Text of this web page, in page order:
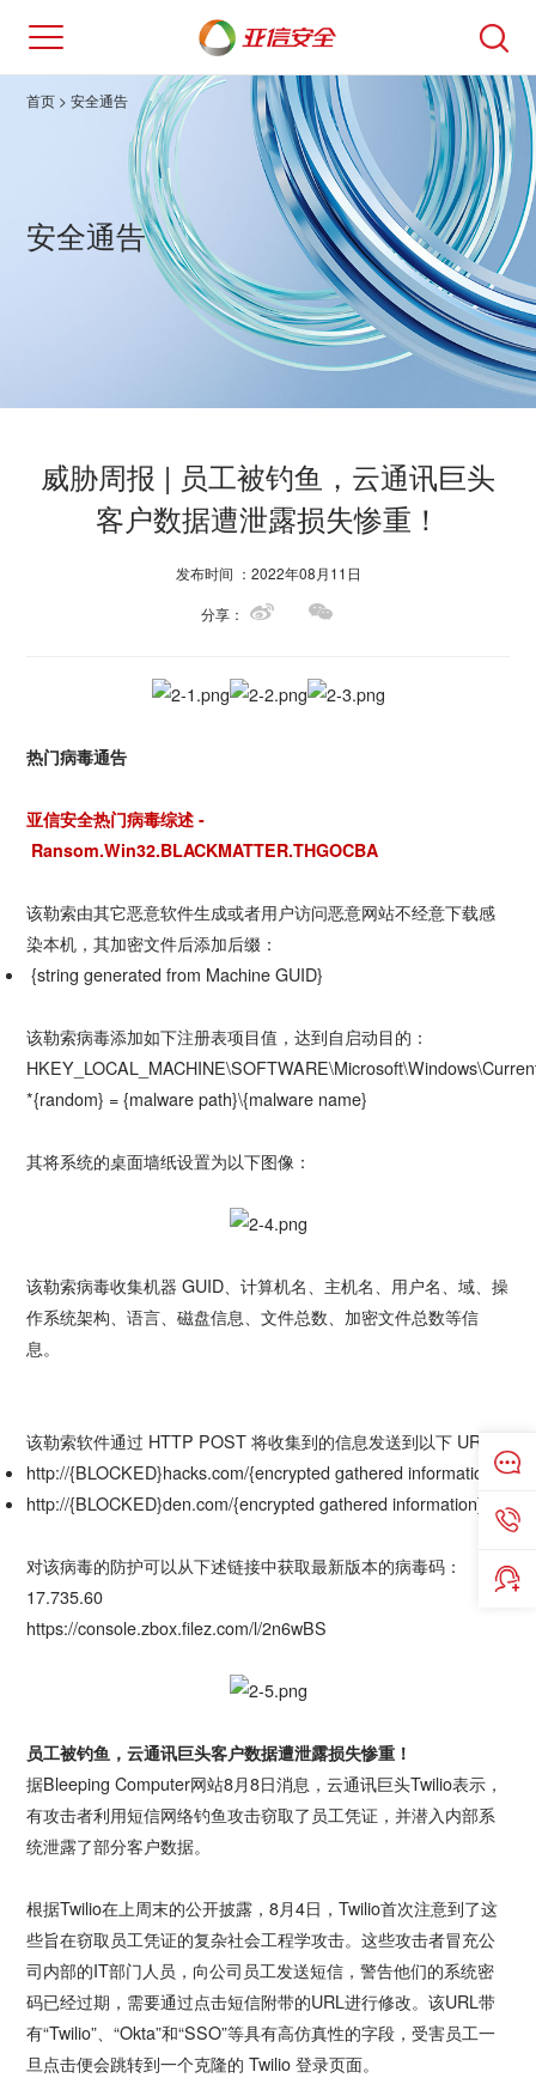
首页 > 安全通告
安全通告
威胁周报 | 员工被钓鱼，云通讯巨头
客户数据遭泄露损失惨重！
发布时间 ：2022年08月11日
分享：
热门病毒通告
亚信安全热门病毒综述 -
Ransom.Win32.BLACKMATTER.THGOCBA
该勒索由其它恶意软件生成或者用户访问恶意网站不经意下载感
染本机，其加密文件后添加后缀：
{string generated from Machine GUID}
该勒索病毒添加如下注册表项目值，达到自启动目的：
*{random} = {malware path}\{malware name}
其将系统的桌面墙纸设置为以下图像：
该勒索病毒收集机器 GUID、计算机名、主机名、用户名、域、操
作系统架构、语言、磁盘信息、文件总数、加密文件总数等信
息。
该勒索软件通过 HTTP POST 将收集到的信息发送到以下 URL：
http://{BLOCKED}hacks.com/{encrypted gathered information}
http://{BLOCKED}den.com/{encrypted gathered information}
对该病毒的防护可以从下述链接中获取最新版本的病毒码：
17.735.60
https://console.zbox.filez.com/l/2n6wBS
员工被钓鱼，云通讯巨头客户数据遭泄露损失惨重！
据Bleeping Computer网站8月8日消息，云通讯巨头Twilio表示，
有攻击者利用短信网络钓鱼攻击窃取了员工凭证，并潜入内部系
统泄露了部分客户数据。
根据Twilio在上周末的公开披露，8月4日，Twilio首次注意到了这
些旨在窃取员工凭证的复杂社会工程学攻击。这些攻击者冒充公
司内部的IT部门人员，向公司员工发送短信，警告他们的系统密
码已经过期，需要通过点击短信附带的URL进行修改。该URL带
有“Twilio”、“Okta”和“SSO”等具有高仿真性的字段，受害员工一
旦点击便会跳转到一个克隆的 Twilio 登录页面。